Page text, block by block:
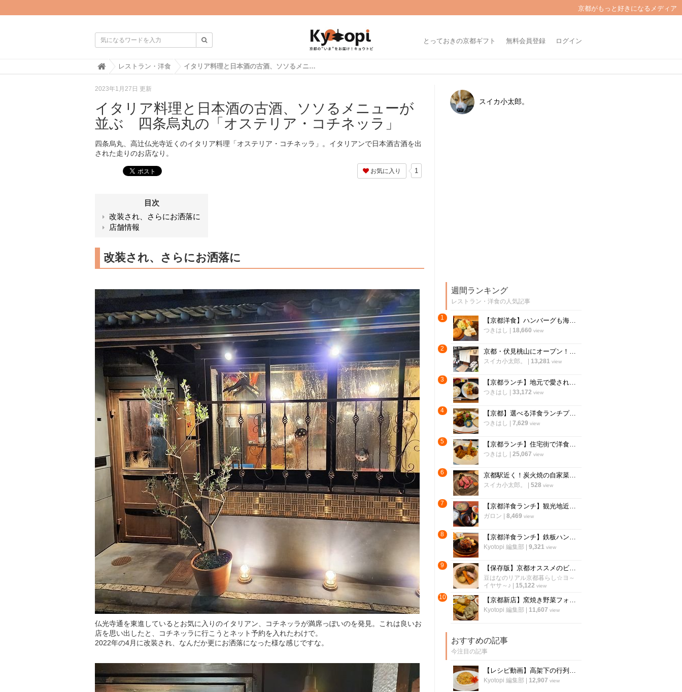
京都がもっと好きになるメディア
とっておきの京都ギフト 無料会員登録 ログイン
H
e
レストラン・洋食 イタリア料理と日本酒の古酒、ソソるメニューが並ぶ 四条烏丸の「オステリア・コチネッラ」
2023年1月27日 更新
イタリア料理と日本酒の古酒、ソソるメニューが
並ぶ 四条烏丸の「オステリア・コチネッラ」
四条烏丸、高辻仏光寺近くのイタリア料理「オステリア・コチネッラ」。イタリアンで日本酒古酒を出
された走りのお店なり。
お気に入り 1
目次
改装され、さらにお洒落に
店舗情報
改装され、さらにお洒落に
仏光寺通を東進しているとお気に入りのイタリアン、コチネッラが満席っぽいのを発見。これは良いお
店を思い出したと、コチネッラに行こうとネット予約を入れたわけで。
2022年の4月に改装され、なんだか更にお洒落になった様な感じですな。
スイカ小太郎。
週間ランキング
レストラン・洋食の人気記事
1 【京都洋食】ハンバーグも海老フライも！選べるランチが人気の知る人ぞ知る実力店「食らう」
つきはし 18,660 view
2 京都・伏見桃山にオープン！うまい自家製パンも楽しめるビストロ「アルケミスト」
スイカ小太郎。 13,281 view
3 【京都ランチ】地元で愛される老舗洋食店！手作りの味をリーズナブルに「舟形」
つきはし 33,172 view
4 【京都】選べる洋食ランチプレートが人気！ご近所で愛される洋食バル「スロウフロウ」
つきはし 7,629 view
5 【京都ランチ】住宅街で洋食の新店を発見！満足度の高いプレートが評判「洋食堂nook」
つきはし 25,067 view
6 京都駅近く！炭火焼の自家菜園野菜や和牛が楽しめる人気店！朝食も評判「炭棲堂」
スイカ小太郎。 528 view
7 【京都洋食ランチ】観光地近くに佇む町の名店 ボリューミーな定食が評判！七条東山「里」
ガロン 8,469 view
8 【京都洋食ランチ】鉄板ハンバーグ健在！東山二条の人気店「イノツチ」が向かいに移転！
Kyotopi 編集部 9,321 view
9 【保存版】京都オススメのビストロ！ランチは行列必至店から予約必須店まで【厳選6店】
豆はなのリアル京都暮らし☆ヨ～
イヤサ～♪
15,122 view
10 【京都新店】窯焼き野菜フォカッチャが600円で食べ放題！五十棲系の新店が烏丸に
Kyotopi 編集部 11,607 view
おすすめの記事
今注目の記事
【レシピ動画】高架下の行列ラーメン店「大中」にプロのチャーハンを教わる！
Kyotopi 編集部 12,907 view